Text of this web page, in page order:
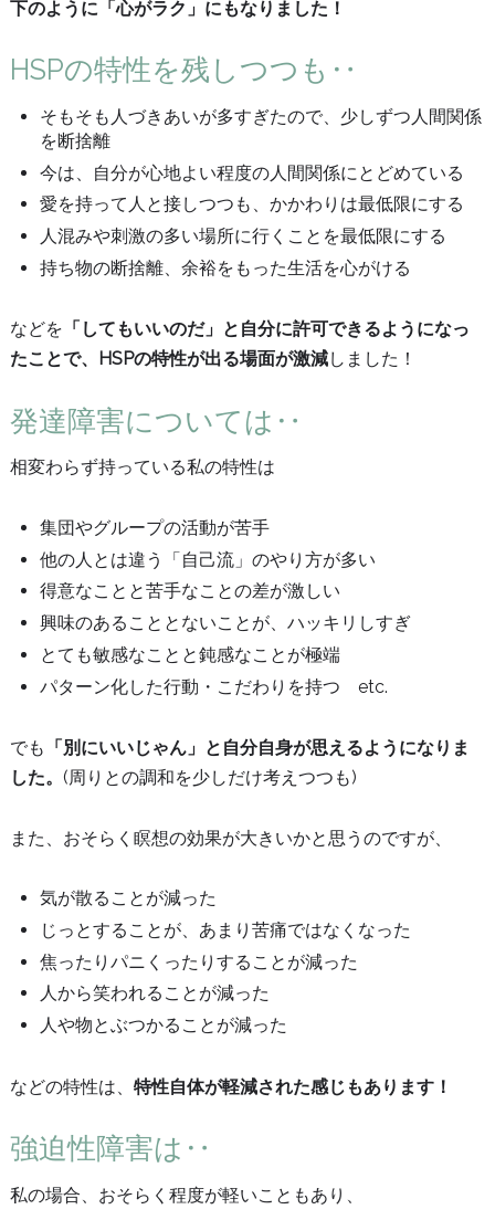
下のように「心がラク」にもなりました！
HSPの特性を残しつつも‥
そもそも人づきあいが多すぎたので、少しずつ人間関係
を断捨離
今は、自分が心地よい程度の人間関係にとどめている
愛を持って人と接しつつも、かかわりは最低限にする
人混みや刺激の多い場所に行くことを最低限にする
持ち物の断捨離、余裕をもった生活を心がける
などを 「してもいいのだ」と自分に許可できるようになっ
たことで、HSPの特性が出る場面が激減しました！
発達障害については‥
相変わらず持っている私の特性は
集団やグループの活動が苦手
他の人とは違う「自己流」のやり方が多い
得意なことと苦手なことの差が激しい
興味のあることとないことが、ハッキリしすぎ
とても敏感なことと鈍感なことが極端
パターン化した行動・こだわりを持つ etc.
でも 「別にいいじゃん」と自分自身が思えるようになりま
した。 (周りとの調和を少しだけ考えつつも)
また、おそらく瞑想の効果が大きいかと思うのですが、
気が散ることが減った
じっとすることが、あまり苦痛ではなくなった
焦ったりパニくったりすることが減った
人から笑われることが減った
人や物とぶつかることが減った
などの特性は、 特性自体が軽減された感じもあります！
強迫性障害は‥
私の場合、おそらく程度が軽いこともあり、